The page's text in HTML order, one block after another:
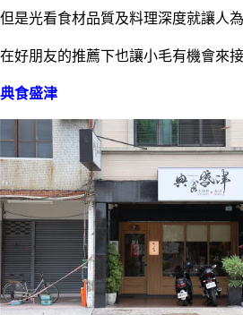
但是光看食材品質及料理深度就讓人
在好朋友的推薦下也讓小毛有機會來
典食盛津